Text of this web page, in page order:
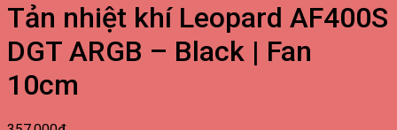
Tản nhiệt khí Leopard AF400S
DGT ARGB – Black | Fan
10cm